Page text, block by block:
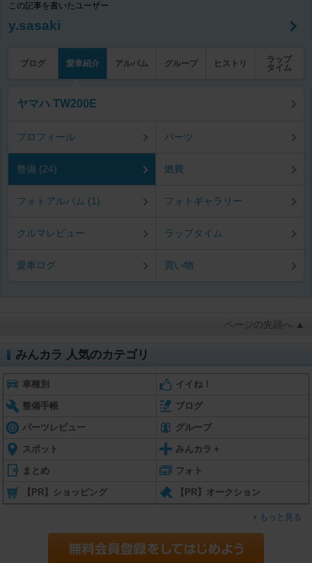
この記事を書いたユーザー
y.sasaki
ブログ 愛車紹介 アルバム グループ ヒストリ
ラップ
タイム
ヤマハ TW200E
プロフィール パーツ
整備 (24) 燃費
フォトアルバム (1) フォトギャラリー
クルマレビュー ラップタイム
愛車ログ 買い物
ページの先頭へ ▲
みんカラ 人気のカテゴリ
車種別 イイね！
整備手帳 ブログ
パーツレビュー グループ
スポット みんカラ＋
まとめ フォト
【PR】ショッピング 【PR】オークション
もっと見る